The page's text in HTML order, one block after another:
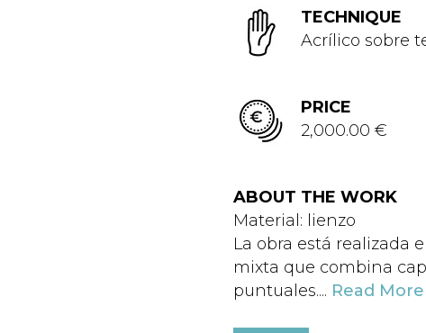
TECHNIQUE
Acrílico sobre
PRICE
2,000.00 €
ABOUT THE WORK
Material: lienzo
La obra está realizada
mixta que combina
puntuales.... Read More